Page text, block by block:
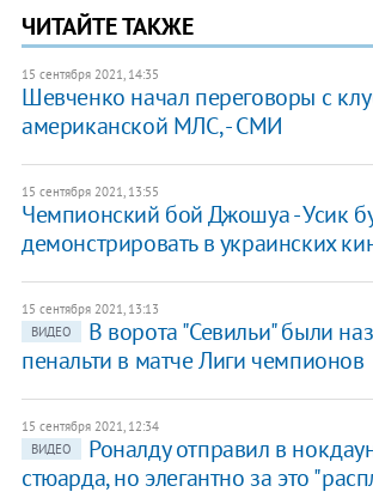
ЧИТАЙТЕ ТАКЖЕ
15 сентября 2021, 14:35
Шевченко начал переговоры с
американской МЛС, - СМИ
15 сентября 2021, 13:55
Чемпионский бой Джошуа - Усик
демонстрировать в украинских
15 сентября 2021, 13:13
ВИДЕО
В ворота "Севильи" были
пенальти в матче Лиги чемпионов
15 сентября 2021, 12:34
ВИДЕО
Роналду отправил в
стюарда, но элегантно за это